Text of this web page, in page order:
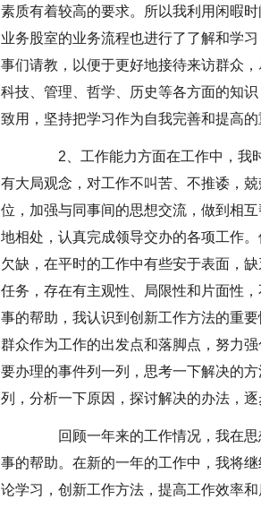
素质有着较高的要求。所以我利用闲暇
业务股室的业务流程也进行了了解和学
事们请教，以便于更好地接待来访群众
科技、管理、哲学、历史等各方面的知
致用，坚持把学习作为自我完善和提高
2、工作能力方面在工作中，我时
有大局观念，对工作不叫苦、不推诿，
位，加强与同事间的思想交流，做到相
地相处，认真完成领导交办的各项工作
欠缺，在平时的工作中有些安于表面，
任务，存在有主观性、局限性和片面性
事的帮助，我认识到创新工作方法的重
群众作为工作的出发点和落脚点，努力
要办理的事件列一列，思考一下解决的
列，分析一下原因，探讨解决的办法，
回顾一年来的工作情况，我在思
事的帮助。在新的一年的工作中，我将
论学习，创新工作方法，提高工作效率